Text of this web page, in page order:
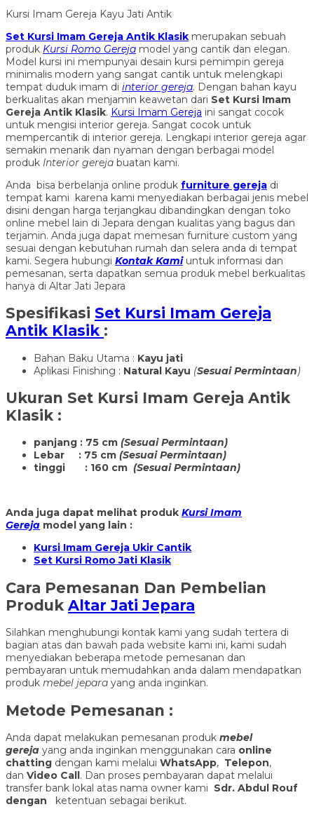
Kursi Imam Gereja Kayu Jati Antik
Set Kursi Imam Gereja Antik Klasik merupakan sebuah
produk Kursi Romo Gereja model yang cantik dan elegan.
Model kursi ini mempunyai desain kursi pemimpin gereja
minimalis modern yang sangat cantik untuk melengkapi
tempat duduk imam di interior gereja. Dengan bahan kayu
berkualitas akan menjamin keawetan dari Set Kursi Imam
Gereja Antik Klasik. Kursi Imam Gereja ini sangat cocok
untuk mengisi interior gereja. Sangat cocok untuk
mempercantik di interior gereja. Lengkapi interior gereja agar
semakin menarik dan nyaman dengan berbagai model
produk Interior gereja buatan kami.
Anda bisa berbelanja online produk furniture gereja di
tempat kami karena kami menyediakan berbagai jenis mebel
disini dengan harga terjangkau dibandingkan dengan toko
online mebel lain di Jepara dengan kualitas yang bagus dan
terjamin. Anda juga dapat memesan furniture custom yang
sesuai dengan kebutuhan rumah dan selera anda di tempat
kami. Segera hubungi Kontak Kamiuntuk informasi dan
pemesanan, serta dapatkan semua produk mebel berkualitas
hanya di Altar Jati Jepara
Spesifikasi Set Kursi Imam Gereja
Antik Klasik :
Bahan Baku Utama : Kayu jati
Aplikasi Finishing : Natural Kayu (Sesuai Permintaan)
Ukuran Set Kursi Imam Gereja Antik
Klasik :
panjang : 75 cm (Sesuai Permintaan)
Lebar : 75 cm (Sesuai Permintaan)
tinggi : 160 cm (Sesuai Permintaan)
Anda juga dapat melihat produk Kursi Imam
Gereja model yang lain :
Kursi Imam Gereja Ukir Cantik
Set Kursi Romo Jati Klasik
Cara Pemesanan Dan Pembelian
Produk Altar Jati Jepara
Silahkan menghubungi kontak kami yang sudah tertera di
bagian atas dan bawah pada website kami ini, kami sudah
menyediakan beberapa metode pemesanan dan
pembayaran untuk memudahkan anda dalam mendapatkan
produk mebel jepara yang anda inginkan.
Metode Pemesanan :
Anda dapat melakukan pemesanan produk mebel
gereja yang anda inginkan menggunakan cara online
chatting dengan kami melalui WhatsApp, Telepon,
dan Video Call. Dan proses pembayaran dapat melalui
transfer bank lokal atas nama owner kami Sdr. Abdul Rouf
dengan ketentuan sebagai berikut.